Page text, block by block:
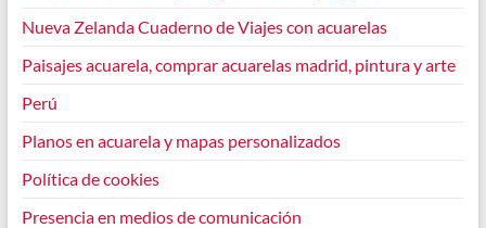
Nueva Zelanda Cuaderno de Viajes con acuarelas
Paisajes acuarela, comprar acuarelas madrid, pintura y arte
Perú
Planos en acuarela y mapas personalizados
Política de cookies
Presencia en medios de comunicación